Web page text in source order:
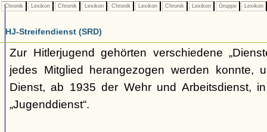
Chronik Lexikon Chronik Lexikon Chronik Lexikon Chronik Lexikon Gruppe Lexikon
HJ-Streifendienst (SRD)
Zur Hitlerjugend gehörten verschiedene
jedes Mitglied herangezogen werden konnte,
Dienst, ab 1935 der Wehr und Arbeitsdienst,
„Jugenddienst“.